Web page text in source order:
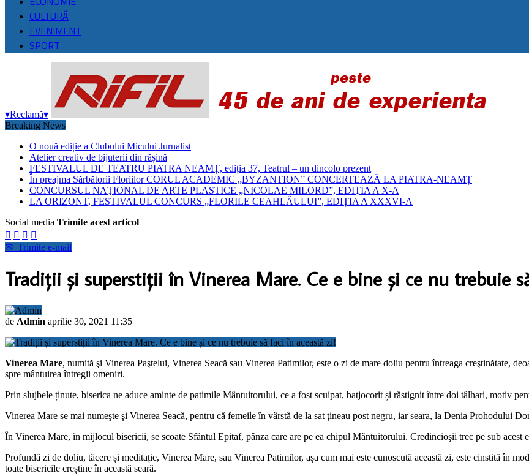
CULTURĂ
EVENIMENT
SPORT
▾Reclamă▾
Breaking News
O nouă ediție a Clubului Micului Jurnalist
Atelier creativ de bijuterii din rășină
FESTIVALUL DE TEATRU PIATRA NEAMȚ, ediția 37, Teatrul – un dincolo prezent
În preajma Sărbătorii Floriilor CORUL ACADEMIC „BYZANTION” CONCERTEAZĂ LA PIATRA-NEAMȚ
CONCURSUL NAŢIONAL DE ARTE PLASTICE „NICOLAE MILORD”, EDIŢIA A X-A
LA ORIZONT, FESTIVALUL CONCURS „FLORILE CEAHLĂULUI”, EDIȚIA A XXXVI-A
Social media Trimite acest articol
   
✉ Trimite e-mail
Tradiții și superstiții în Vinerea Mare. Ce e bine și ce nu trebuie
de Admin aprilie 30, 2021 11:35
Vinerea Mare, numită şi Vinerea Paştelui, Vinerea Seacă sau Vinerea Patimilor, este o zi de mare doliu pentru întreaga creştinătate,
spre mântuirea întregii omeniri.
Prin slujbele ținute, biserica ne aduce aminte de patimile Mântuitorului, ce a fost scuipat, batjocorit și răstignit între doi tâlhari, motiv
Vinerea Mare se mai numeşte şi Vinerea Seacă, pentru că femeile în vârstă de la sat ţineau post negru, iar seara, la Denia Prohodului
În Vinerea Mare, în mijlocul bisericii, se scoate Sfântul Epitaf, pânza care are pe ea chipul Mântuitorului. Credincioşii trec pe sub acest
Profundă zi de doliu, tăcere și meditație, Vinerea Mare, sau Vinerea Patimilor, așa cum mai este cunoscută această zi, este cinstită în
toate bisericile creștine în această seară.